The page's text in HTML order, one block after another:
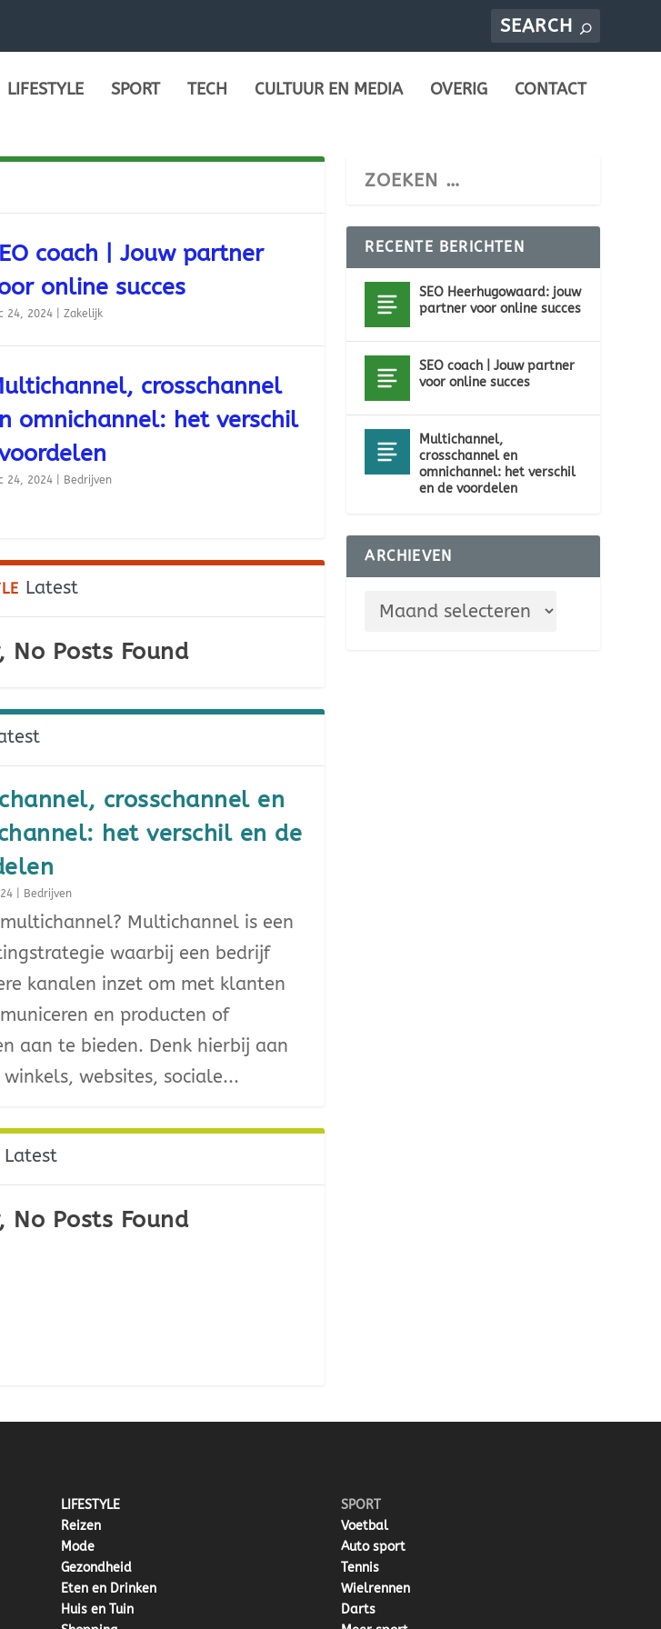
LIFESTYLE SPORT TECH CULTUUR EN MEDIA OVERIG CONTACT
coach | Jouw partner
online succes
24, 2024| Zakelijk
crosschannel
omnichannel: het verschil
24, 2024| Bedrijven
Latest
No Posts Found
crosschannel en
het verschil en de
| Bedrijven
Multichannel is een
waarbij een bedrijf
kanalen inzet om met klanten
en producten of
aan te bieden. Denk hierbij aan
winkels, websites, sociale...
Latest
No Posts Found
RECENTE BERICHTEN
SEO Heerhugowaard: jouw
partner voor online succes
SEO coach | Jouw partner
voor online succes
Multichannel,
crosschannel en
omnichannel: het verschil
en de voordelen
ARCHIEVEN
LIFESTYLE
Reizen
Mode
Gezondheid
Eten en Drinken
Huis en Tuin
SPORT
Voetbal
Auto sport
Tennis
Wielrennen
Darts